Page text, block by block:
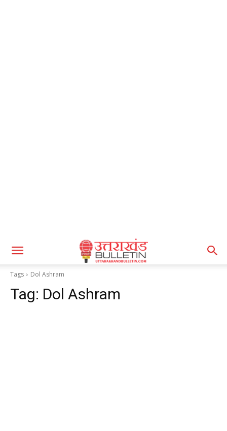
Tags Dol Ashram
Tag: Dol Ashram